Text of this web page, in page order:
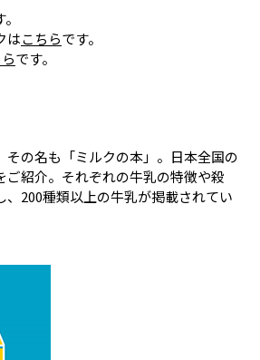
はこちらです。
です。
その名も「ミルクの本」。日本全国の
ご紹介。それぞれの牛乳の特徴や殺
、200種類以上の牛乳が掲載されてい